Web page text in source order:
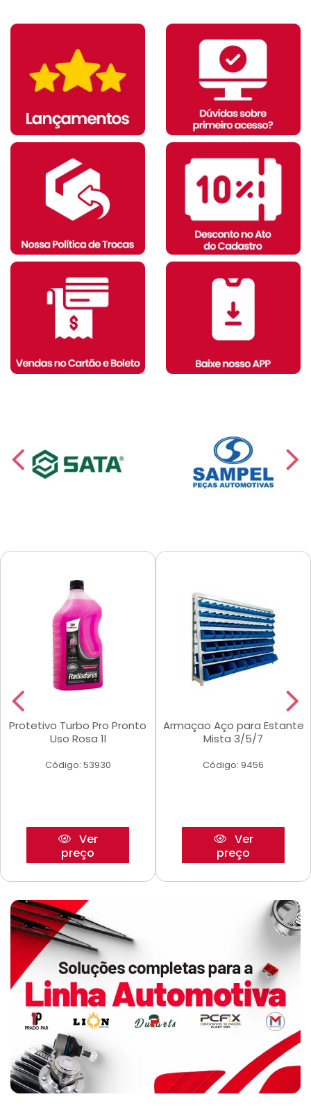
Protetivo Turbo Pro Pronto
Uso Rosa 1l
Código: 53930
Ver
preço
Armaçao Aço para Estante
Mista 3/5/7
Código: 9456
Ver
preço